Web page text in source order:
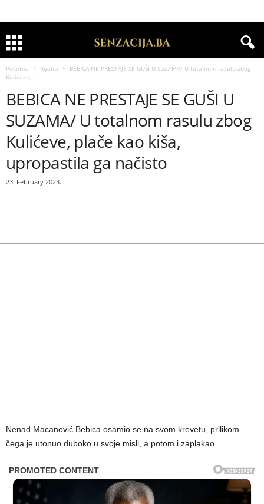
Početna Rijaliti
BEBICA NE PRESTAJE SE GUŠI U SUZAMA/ U totalnom rasulu zbog
Kulićeve,...
BEBICA NE PRESTAJE SE GUŠI U
SUZAMA/ U totalnom rasulu zbog
Kulićeve, plače kao kiša,
upropastila ga načisto
23. February 2023.
Nenad Macanović Bebica osamio se na svom krevetu, prilikom
čega je utonuo duboko u svoje misli, a potom i zaplakao.